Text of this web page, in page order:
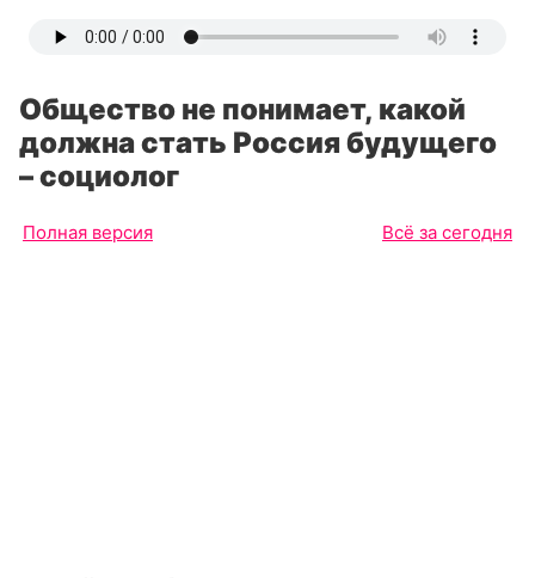
Общество не понимает, какой
должна стать Россия будущего
– социолог
Полная версия Всё за сегодня